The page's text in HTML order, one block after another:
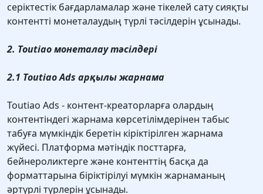
серіктестік бағдарламалар және тікелей сату сияқты
контентті монеталаудың түрлі тәсілдерін ұсынады.
2. Toutiao монеталау тәсілдері
2.1 Toutiao Ads арқылы жарнама
Toutiao Ads - контент-креаторларға олардың
контентіндегі жарнама көрсетілімдерінен табыс
табуға мүмкіндік беретін кіріктірілген жарнама
жүйесі. Платформа мәтіндік посттарға,
бейнероликтерге және контенттің басқа да
форматтарына біріктірілуі мүмкін жарнаманың
әртүрлі түрлерін ұсынады.